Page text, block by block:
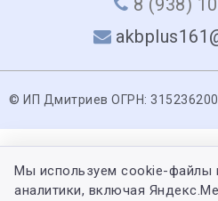
© ИП Дмитриев ОГРН:
Мы используем cookie-файлы
аналитики, включая